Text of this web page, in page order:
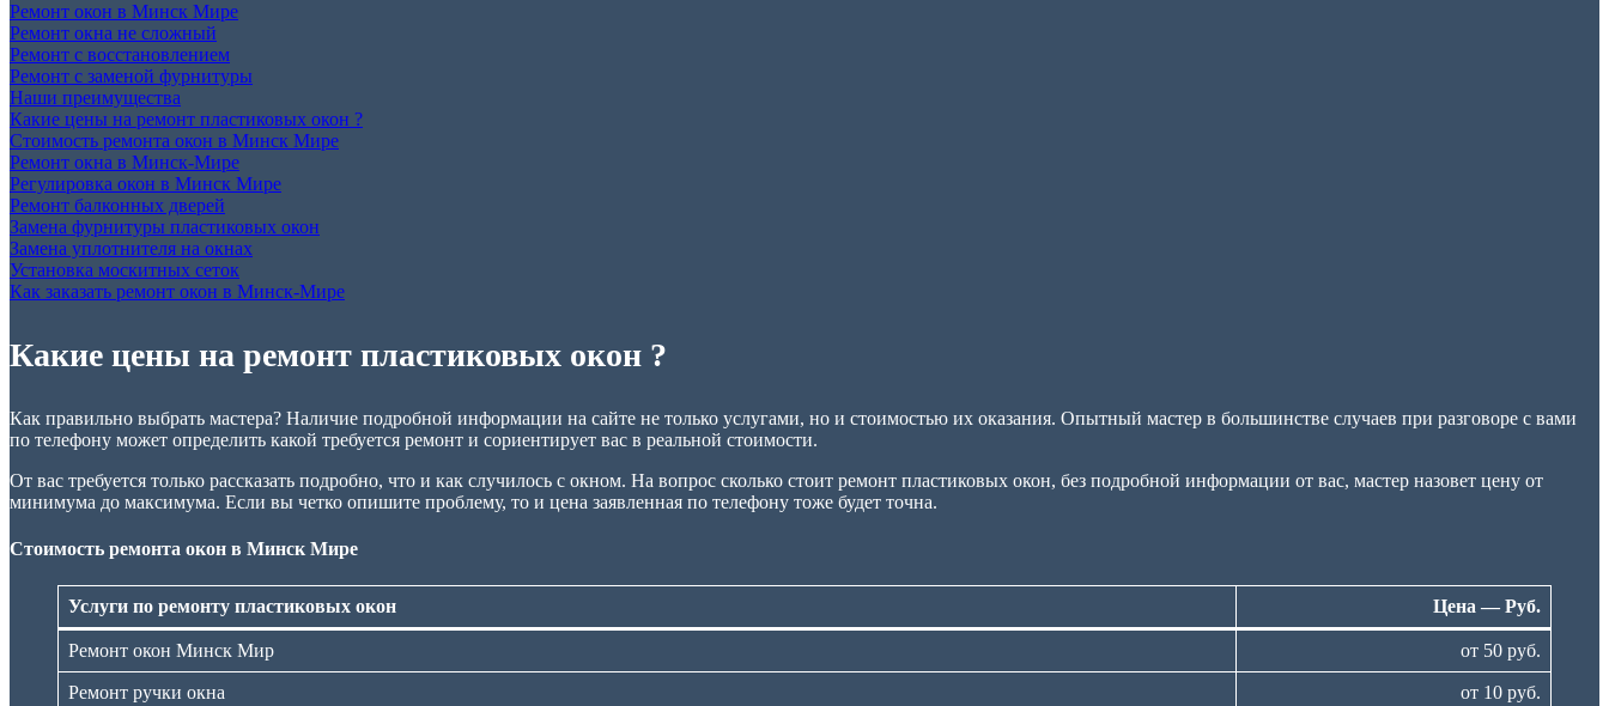
Ремонт окон в Минск Мире
Ремонт окна не сложный
Ремонт с восстановлением
Ремонт с заменой фурнитуры
Наши преимущества
Какие цены на ремонт пластиковых окон ?
Стоимость ремонта окон в Минск Мире
Ремонт окна в Минск-Мире
Регулировка окон в Минск Мире
Ремонт балконных дверей
Замена фурнитуры пластиковых окон
Замена уплотнителя на окнах
Установка москитных сеток
Как заказать ремонт окон в Минск-Мире
Какие цены на ремонт пластиковых окон ?
Как правильно выбрать мастера? Наличие подробной информации на сайте не только услугами, но и стоимостью их оказания. Опытный мастер в большинстве случаев при разговоре с вами
по телефону может определить какой требуется ремонт и сориентирует вас в реальной стоимости.
От вас требуется только рассказать подробно, что и как случилось с окном. На вопрос сколько стоит ремонт пластиковых окон, без подробной информации от вас, мастер назовет цену от
минимума до максимума. Если вы четко опишите проблему, то и цена заявленная по телефону тоже будет точна.
Стоимость ремонта окон в Минск Мире
Услуги по ремонту пластиковых окон Цена — Руб.
Ремонт окон Минск Мир от 50 руб.
Ремонт ручки окна от 10 руб.